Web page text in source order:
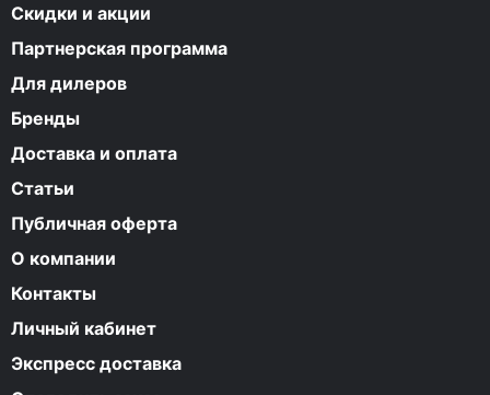
Скидки и акции
Партнерская программа
Для дилеров
Бренды
Доставка и оплата
Статьи
Публичная оферта
О компании
Контакты
Личный кабинет
Экспресс доставка